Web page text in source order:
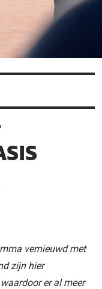
vernieuwd met
zijn hier
er al meer